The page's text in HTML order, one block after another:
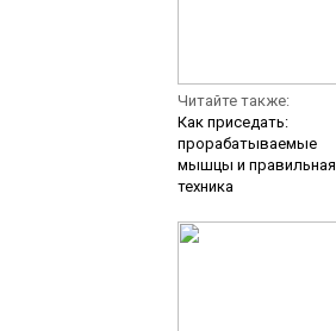
Читайте также:
Как приседать:
прорабатываемые
мышцы и правильная
техника